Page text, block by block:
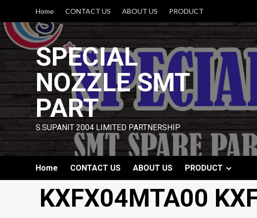
content
Home CONTACT US ABOUT US PRODUCT
SPECIAL
NOZZLE SMT
PART
S.SUPANIT 2004 LIMITED PARTNERSHIP
Home CONTACT US ABOUT US PRODUCT
KXFX04MTA00